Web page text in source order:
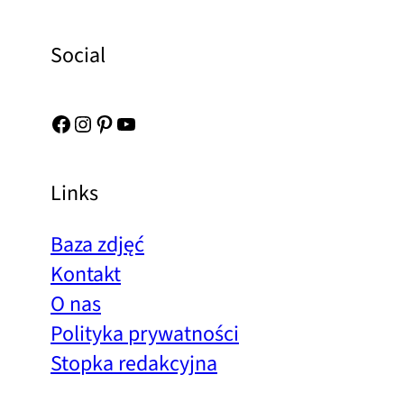
Social
Facebook Instagram Pinterest YouTube
Links
Baza zdjęć
Kontakt
O nas
Polityka prywatności
Stopka redakcyjna